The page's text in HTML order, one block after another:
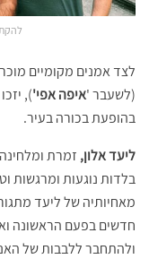
לצד אמנים מקומיים
(לשעבר 'איפה אפי'),
בהופעת בכורה בעיר.
ליעד אלון, זמרת
בלדות נוגעות ומרגשות
מאחיותיה של ליעד
חדשים בפעם הראשונה
ולהתחבר ללבבות של